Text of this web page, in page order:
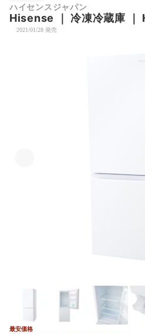
ハイセンスジャパン
Hisense ｜冷凍冷蔵庫 ｜
2021/01/28 発売
最安価格